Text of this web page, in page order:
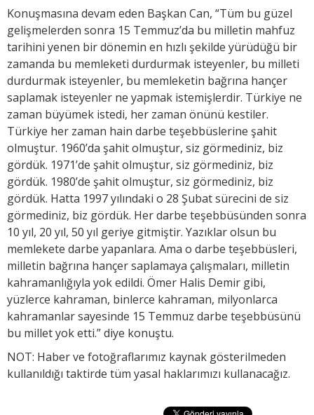
Konuşmasına devam eden Başkan Can, “Tüm bu güzel
gelişmelerden sonra 15 Temmuz’da bu milletin mahfuz
tarihini yenen bir dönemin en hızlı şekilde yürüdüğü bir
zamanda bu memleketi durdurmak isteyenler, bu milleti
durdurmak isteyenler, bu memleketin bağrına hançer
saplamak isteyenler ne yapmak istemişlerdir. Türkiye ne
zaman büyümek istedi, her zaman önünü kestiler.
Türkiye her zaman hain darbe teşebbüslerine şahit
olmuştur. 1960’da şahit olmuştur, siz görmediniz, biz
gördük. 1971’de şahit olmuştur, siz görmediniz, biz
gördük. 1980’de şahit olmuştur, siz görmediniz, biz
gördük. Hatta 1997 yılındaki o 28 Şubat sürecini de siz
görmediniz, biz gördük. Her darbe teşebbüsünden sonra
10 yıl, 20 yıl, 50 yıl geriye gitmiştir. Yazıklar olsun bu
memlekete darbe yapanlara. Ama o darbe teşebbüsleri,
milletin bağrına hançer saplamaya çalışmaları, milletin
kahramanlığıyla yok edildi. Ömer Halis Demir gibi,
yüzlerce kahraman, binlerce kahraman, milyonlarca
kahramanlar sayesinde 15 Temmuz darbe teşebbüsünü
bu millet yok etti.” diye konuştu.
NOT: Haber ve fotoğraflarımız kaynak gösterilmeden
kullanıldığı taktirde tüm yasal haklarımızı kullanacağız.